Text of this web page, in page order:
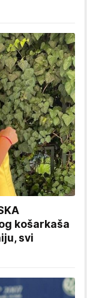
košarkaša
svi